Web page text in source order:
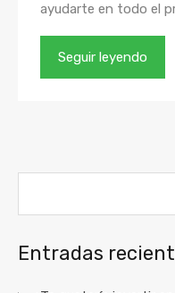
ayudarte en todo el
Seguir leyendo
Entradas